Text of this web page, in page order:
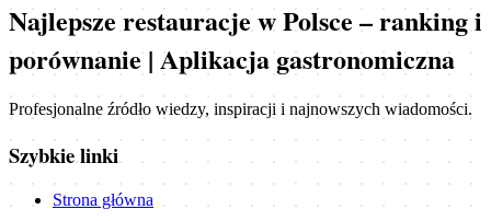
Najlepsze restauracje w Polsce – ranking i
porównanie | Aplikacja gastronomiczna
Profesjonalne źródło wiedzy, inspiracji i najnowszych wiadomości.
Szybkie linki
Strona główna